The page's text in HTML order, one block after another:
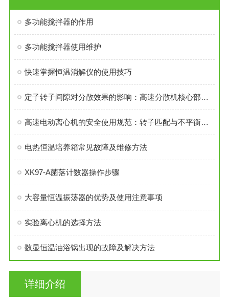
多功能搅拌器的作用
多功能搅拌器使用维护
快速掌握恒温消解仪的使用技巧
定子转子间隙对分散效果的影响：高速分散机核心部件拆解
高速电动离心机的安全使用规范：转子匹配与不平衡预警详解
电热恒温培养箱常见故障及维修方法
XK97-A菌落计数器操作步骤
大容量恒温振荡器的优势及使用注意事项
实验离心机的选择方法
数显恒温油浴锅出现的故障及解决方法
详细介绍